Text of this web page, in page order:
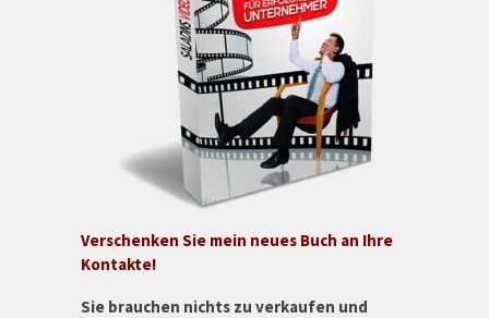
Verschenken Sie mein neues Buch an Ihre
Kontakte!
Sie brauchen nichts zu verkaufen und